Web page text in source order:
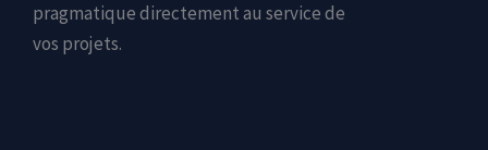
pragmatique directement au service de
vos projets.